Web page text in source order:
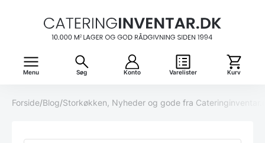
Menu Søg Konto Varelister Kurv
Forside/Blog/Storkøkken, Nyheder og gode fra